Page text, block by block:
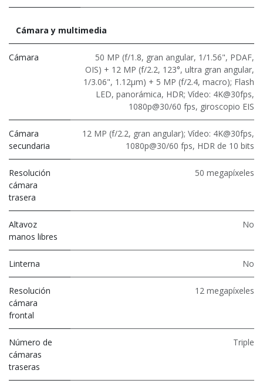
Cámara y multimedia
Cámara
50 MP (f/1.8, gran angular, 1/1.56", PDAF,
OIS) + 12 MP (f/2.2, 123°, ultra gran angular,
1/3.06", 1.12μm) + 5 MP (f/2.4, macro); Flash
LED, panorámica, HDR; Vídeo: 4K@30fps,
1080p@30/60 fps, giroscopio EIS
Cámara
secundaria
12 MP (f/2.2, gran angular); Vídeo: 4K@30fps,
1080p@30/60 fps, HDR de 10 bits
Resolución
cámara
trasera
50 megapíxeles
Altavoz
manos libres
No
Linterna No
Resolución
cámara
frontal
12 megapíxeles
Número de
cámaras
traseras
Triple